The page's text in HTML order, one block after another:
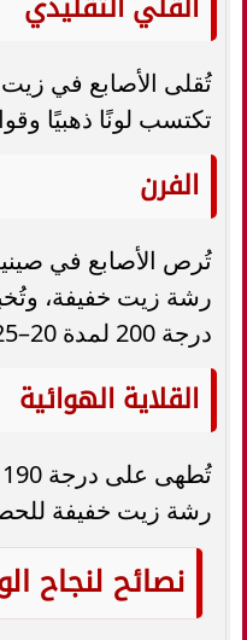
تُقلى الأصابع في
تكتسب لونًا ذهبيًا
الفرن
تُرص الأصابع في
رشة زيت خفيفة،
درجة 200 لمدة 20–25 دقيقة مع التقليب.
القلاية الهوائية
رشة زيت خفيفة
نصائح لنجاح